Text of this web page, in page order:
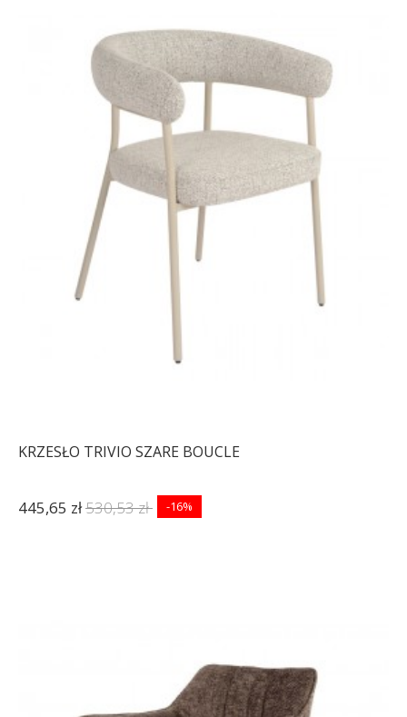
KRZESŁO BROOKE
ZIELONE WELUR
533,92 zł
KRZESŁO BROOKE
RÓŻOWE WELUR
432,47 zł 533,92 zł
KRZESŁO TRIVIO SZARE BOUCLE
445,65 zł530,53 zł -16%